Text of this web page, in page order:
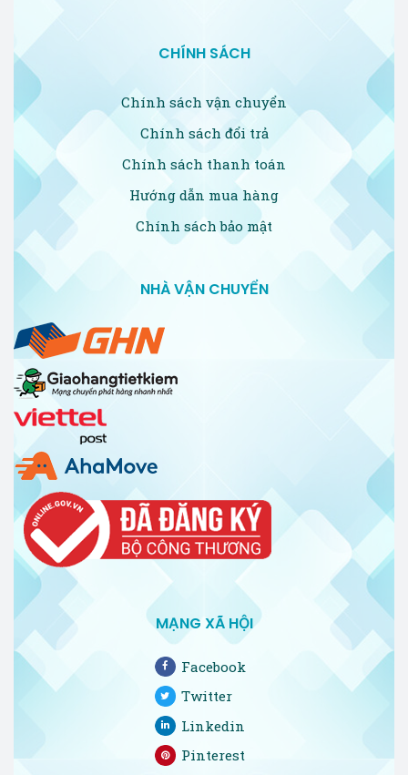
CHÍNH SÁCH
Chính sách vận chuyển
Chính sách đổi trả
Chính sách thanh toán
Hướng dẫn mua hàng
Chính sách bảo mật
NHÀ VẬN CHUYỂN
MẠNG XÃ HỘI
Facebook
Twitter
Linkedin
Pinterest